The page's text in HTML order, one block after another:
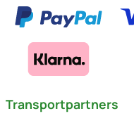
Transportpartners